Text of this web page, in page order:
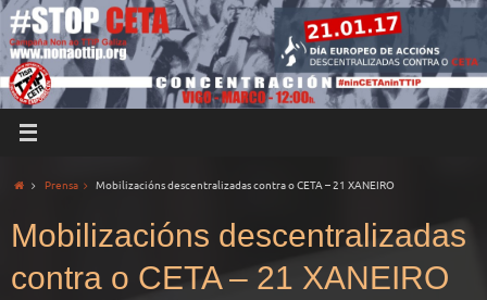
Prensa Mobilizacións descentralizadas contra o CETA – 21 XANEIRO
Mobilizacións descentralizadas
contra o CETA – 21 XANEIRO